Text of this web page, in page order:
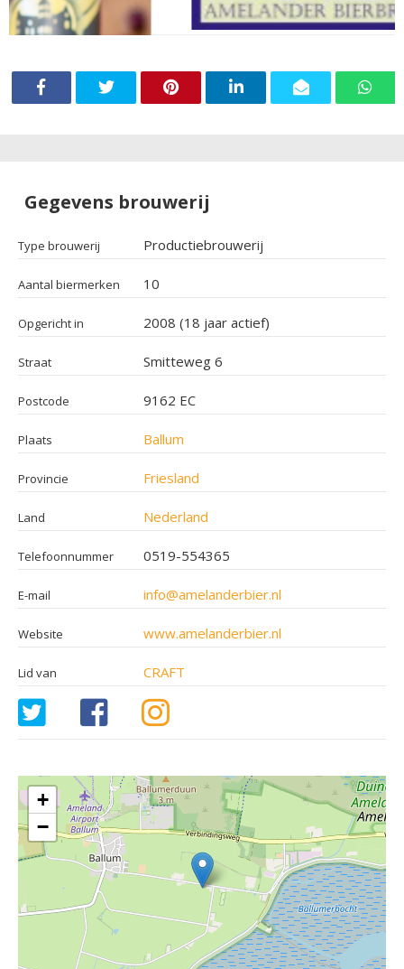
Gegevens brouwerij
Type brouwerij Productiebrouwerij
Aantal biermerken 10
Opgericht in 2008 (18 jaar actief)
Straat Smitteweg 6
Postcode 9162 EC
Plaats Ballum
Provincie Friesland
Land Nederland
Telefoonnummer 0519-554365
E-mail info@amelanderbier.nl
Website www.amelanderbier.nl
Lid van CRAFT
+
−